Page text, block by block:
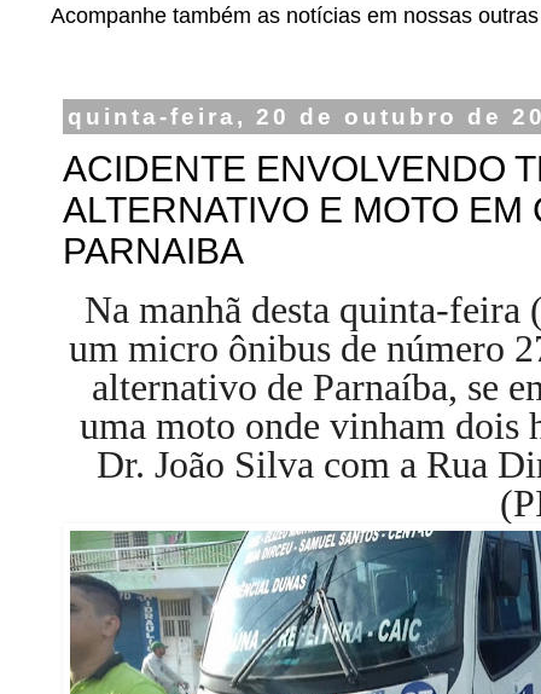
Acompanhe também as notícias em nossas
quinta-feira, 20 de outubro de
ACIDENTE ENVOLVENDO
ALTERNATIVO E MOTO EM
PARNAIBA
Na manhã desta quinta-
um micro ônibus de número
alternativo de Parnaíba, se
uma moto onde vinham dois
Dr. João Silva com a Rua